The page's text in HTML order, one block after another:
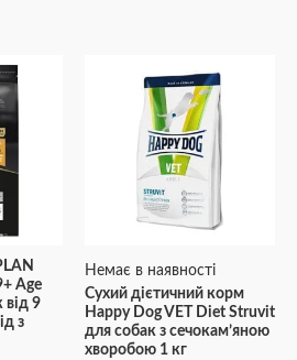
Age
від 9
з
Немає в наявності
Сухий дієтичний корм
Happy Dog VET Diet Struvit
для собак з сечокам’яною
хворобою 1 кг